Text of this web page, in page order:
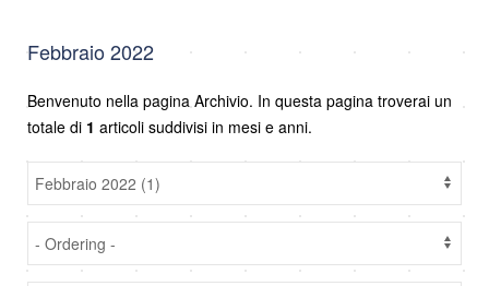
Febbraio 2022
Benvenuto nella pagina Archivio. In questa pagina troverai un
totale di 1 articoli suddivisi in mesi e anni.